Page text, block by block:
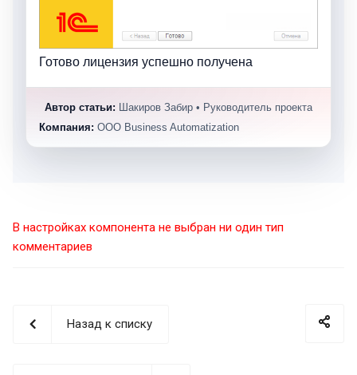
Готово лицензия успешно получена
Автор статьи: Шакиров Забир • Руководитель проекта
Компания: OOO Business Automatization
В настройках компонента не выбран ни один тип
комментариев
Назад к списку